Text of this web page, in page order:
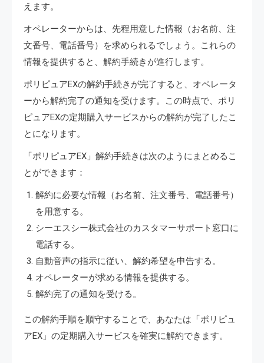
えます。
オペレーターからは、先程用意した情報（お名前、注
文番号、電話番号）を求められるでしょう。これらの
情報を提供すると、解約手続きが進行します。
ポリピュアEXの解約手続きが完了すると、オペレータ
ーから解約完了の通知を受けます。この時点で、ポリ
ピュアEXの定期購入サービスからの解約が完了したこ
とになります。
「ポリピュアEX」解約手続きは次のようにまとめるこ
とができます：
解約に必要な情報（お名前、注文番号、電話番号）
を用意する。
シーエスシー株式会社のカスタマーサポート窓口に
電話する。
自動音声の指示に従い、解約希望を申告する。
オペレーターが求める情報を提供する。
解約完了の通知を受ける。
この解約手順を順守することで、あなたは「ポリピュ
アEX」の定期購入サービスを確実に解約できます。